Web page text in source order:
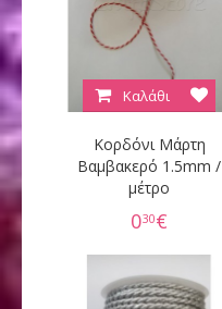
Κορδόνι Μάρτη
Βαμβακερό 1.5mm /
μέτρο
030€
Καλάθι